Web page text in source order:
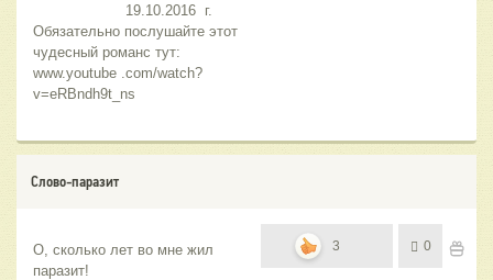
                     19.10.2016  г.
Обязательно послушайте этот
чудесный романс тут:
www.youtube .com/watch?
v=eRBndh9t_ns
Слово-паразит
О, сколько лет во мне жил
паразит!
3 0